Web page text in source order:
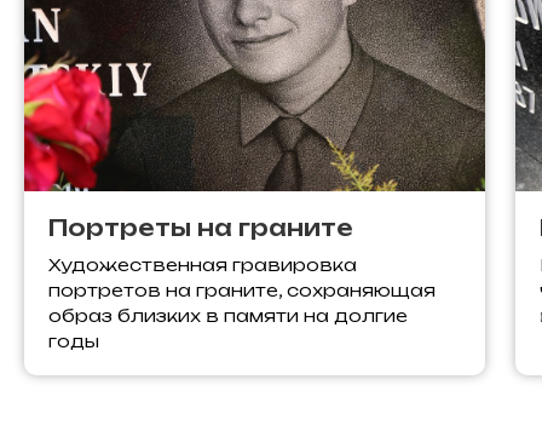
Портреты на граните
Художественная гравировка
портретов на граните, сохраняющая
образ близких в памяти на долгие
годы